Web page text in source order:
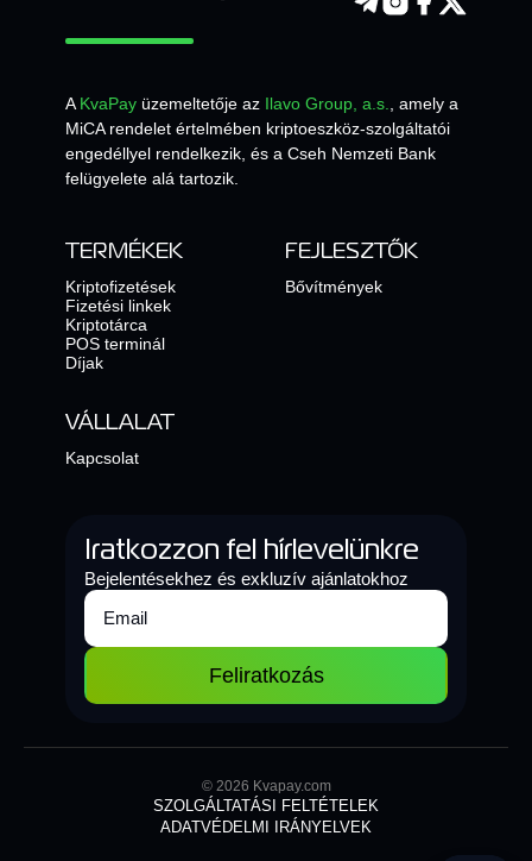
A KvaPay üzemeltetője az Ilavo Group, a.s.
, amely a
MiCA rendelet értelmében kriptoeszköz-szolgáltatói
engedéllyel rendelkezik, és a Cseh Nemzeti Bank
felügyelete alá tartozik.
TERMÉKEK
Kriptofizetések
Fizetési linkek
Kriptotárca
POS terminál
Díjak
FEJLESZTŐK
Bővítmények
VÁLLALAT
Kapcsolat
Iratkozzon fel hírlevelünkre
Bejelentésekhez és exkluzív ajánlatokhoz
Feliratkozás
© 2026 Kvapay.com
SZOLGÁLTATÁSI FELTÉTELEK
ADATVÉDELMI IRÁNYELVEK